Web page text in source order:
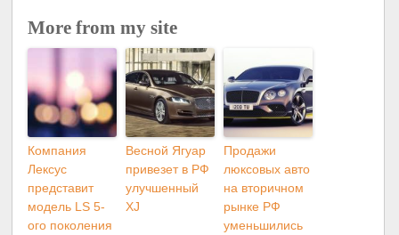
More from my site
Компания
Лексус
представит
модель LS 5-
ого поколения
Весной Ягуар
привезет в РФ
улучшенный
XJ
Продажи
люксовых авто
на вторичном
рынке РФ
уменьшились